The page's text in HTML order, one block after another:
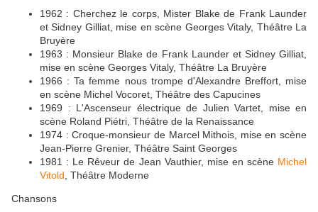
1962 : Cherchez le corps, Mister Blake de Frank Launder
et Sidney Gilliat, mise en scène Georges Vitaly, Théâtre La
Bruyère
1963 : Monsieur Blake de Frank Launder et Sidney Gilliat,
mise en scène Georges Vitaly, Théâtre La Bruyère
1966 : Ta femme nous trompe d'Alexandre Breffort, mise
en scène Michel Vocoret, Théâtre des Capucines
1969 : L'Ascenseur électrique de Julien Vartet, mise en
scène Roland Piétri, Théâtre de la Renaissance
1974 : Croque-monsieur de Marcel Mithois, mise en scène
Jean-Pierre Grenier, Théâtre Saint Georges
1981 : Le Rêveur de Jean Vauthier, mise en scène Michel
Vitold , Théâtre Moderne
Chansons